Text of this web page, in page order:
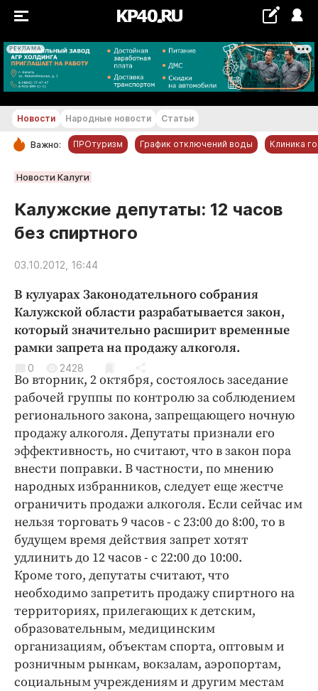
РЕКЛАМА
+28...+29 °С
РУБРИКИ
Новости компаний
Статьи
Народные новости
Благоустройство
Криминал
Культура
Недвижимость и ЖКХ
Образование
Общество
Погода
Праздники
Происшествия
Спорт
Экономика и бизнес
ПРОЕКТЫ
Блоги
Издания
Медиаперсона
Интересное чтиво
Клиника года
Бренд года
Новости Народные новости Статьи
Важно: ПРОтуризм График отключений воды Клиника
Новости Калуги
Калужские депутаты: 12 часов
без спиртного
03.10.2012, 16:44
В кулуарах Законодательного собрания
Калужской области разрабатывается закон,
который значительно расширит временные
рамки запрета на продажу алкоголя.
0 2428
Во вторник, 2 октября, состоялось заседание
рабочей группы по контролю за соблюдением
регионального закона, запрещающего ночную
продажу алкоголя. Депутаты признали его
эффективность, но считают, что в закон пора
внести поправки. В частности, по мнению
народных избранников, следует еще жестче
ограничить продажи алкоголя. Если сейчас им
нельзя торговать 9 часов - с 23:00 до 8:00, то в
будущем время действия запрет хотят
удлинить до 12 часов - с 22:00 до 10:00.
Кроме того, депутаты считают, что
необходимо запретить продажу спиртного на
территориях, прилегающих к детским,
образовательным, медицинским
организациям, объектам спорта, оптовым и
розничным рынкам, вокзалам, аэропортам,
социальным учреждениям и другим местам